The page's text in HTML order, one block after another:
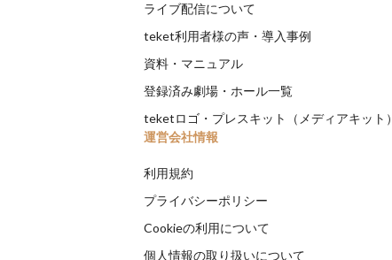
ライブ配信について
teket利用者様の声・導入事例
資料・マニュアル
登録済み劇場・ホール一覧
teketロゴ・プレスキット（メディアキット）
運営会社情報
利用規約
プライバシーポリシー
Cookieの利用について
個人情報の取り扱いについて